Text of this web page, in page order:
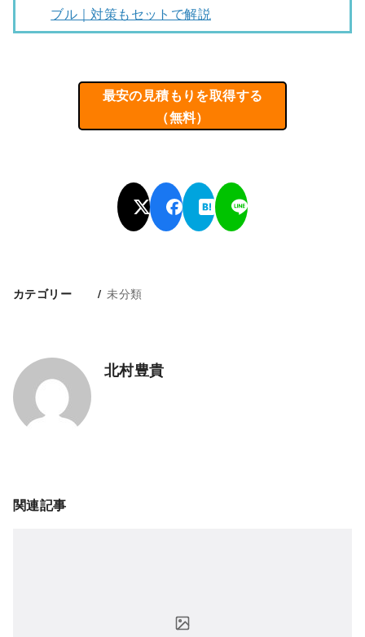
ブル｜対策もセットで解説
最安の見積もりを取得する
（無料）
カテゴリー 未分類
北村豊貴
関連記事